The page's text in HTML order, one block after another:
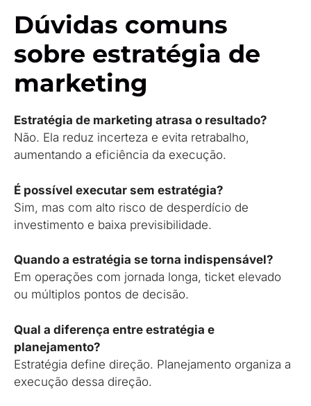
Dúvidas comuns
sobre estratégia de
marketing
Estratégia de marketing atrasa o resultado?
Não. Ela reduz incerteza e evita retrabalho,
aumentando a eficiência da execução.
É possível executar sem estratégia?
Sim, mas com alto risco de desperdício de
investimento e baixa previsibilidade.
Quando a estratégia se torna indispensável?
Em operações com jornada longa, ticket elevado
ou múltiplos pontos de decisão.
Qual a diferença entre estratégia e
planejamento?
Estratégia define direção. Planejamento organiza a
execução dessa direção.